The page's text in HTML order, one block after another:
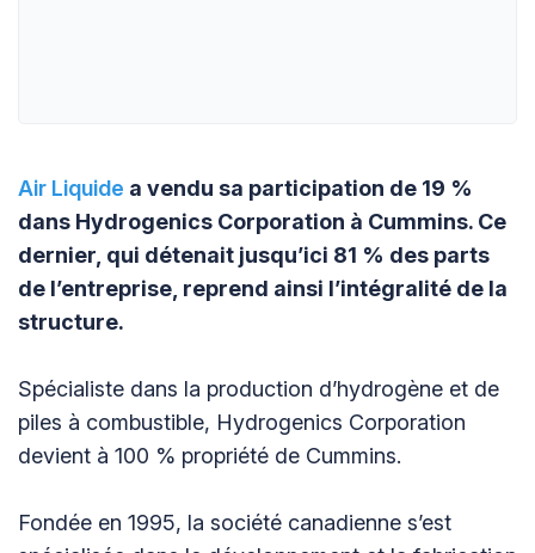
Air Liquide a vendu sa participation de 19 %
dans Hydrogenics Corporation à Cummins. Ce
dernier, qui détenait jusqu’ici 81 % des parts
de l’entreprise, reprend ainsi l’intégralité de la
structure.
Spécialiste dans la production d’hydrogène et de
piles à combustible, Hydrogenics Corporation
devient à 100 % propriété de Cummins.
Fondée en 1995, la société canadienne s’est